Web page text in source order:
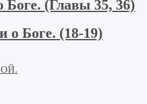
(Главы 35, 36)
Боге. (18-19)